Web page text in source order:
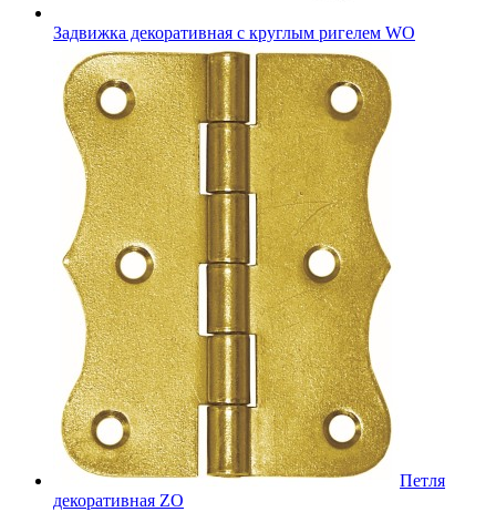
Задвижка декоративная с круглым ригелем WO
Петля
декоративная ZO